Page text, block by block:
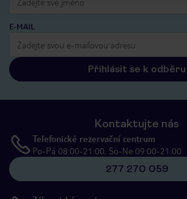
E-MAIL
Přihlásit se k odběru
Kontaktujte nás
Telefonické rezervační centrum
Po-Pá 08:00-21:00, So-Ne 09:00-21:00
277 270 059